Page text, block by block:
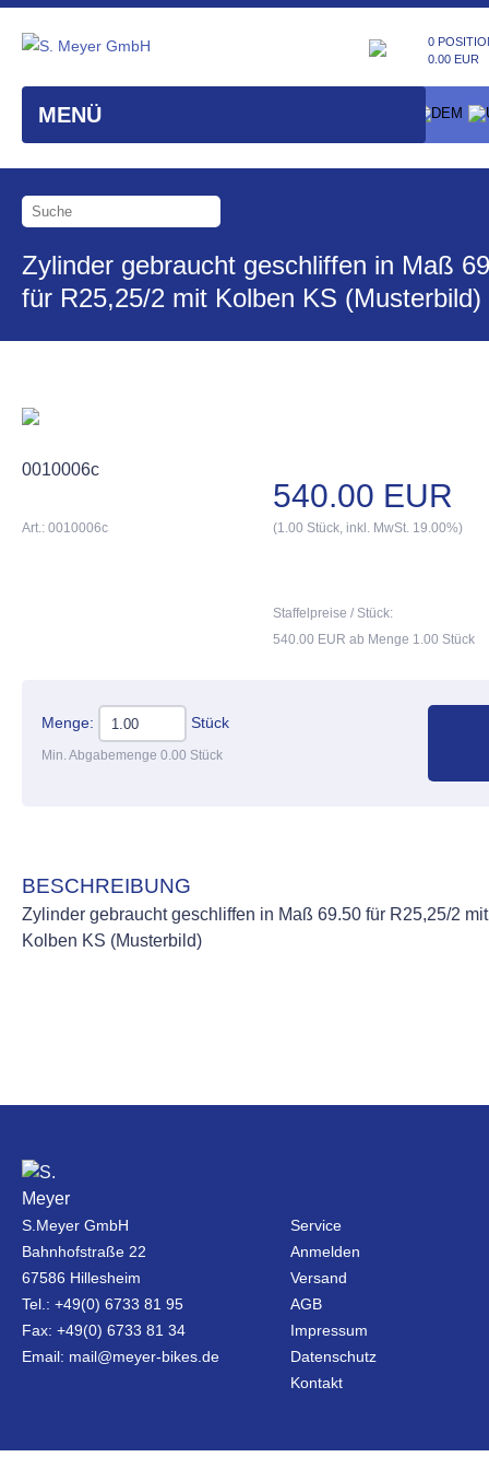
MENÜ
0
0.00 EUR
Zylinder gebraucht geschliffen in Maß
für R25,25/2 mit Kolben KS (Musterbild)
0010006c
540.00 EUR
Art.: 0010006c (1.00 Stück, inkl. MwSt. 19.00%)
Staffelpreise / Stück:
540.00 EUR ab Menge 1.00 Stück
Menge: Stück
Min. Abgabemenge 0.00 Stück
BESCHREIBUNG
Zylinder gebraucht geschliffen in Maß 69.50 für R25,25/2 mit
Kolben KS (Musterbild)
S.Meyer GmbH
Bahnhofstraße 22
67586 Hillesheim
Tel.: +49(0) 6733 81 95
Fax: +49(0) 6733 81 34
Email: mail@meyer-bikes.de
Service
Anmelden
Versand
AGB
Impressum
Datenschutz
Kontakt